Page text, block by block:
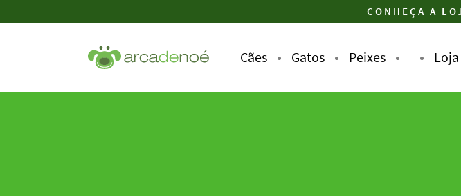
CONHEÇA A
Cães Gatos Peixes Loja